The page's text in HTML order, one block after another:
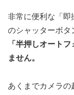
非常に便利な「即
のシャッターボタ
「半押しオート
ません。
あくまでカメラ